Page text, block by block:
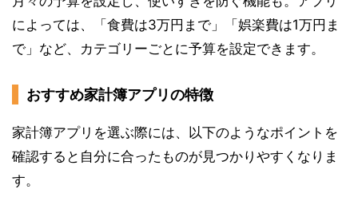
によっては、「食費は3万円まで」「娯楽費は1万円ま
で」など、カテゴリーごとに予算を設定できます。
おすすめ家計簿アプリの特徴
家計簿アプリを選ぶ際には、以下のようなポイントを
確認すると自分に合ったものが見つかりやすくなりま
す。